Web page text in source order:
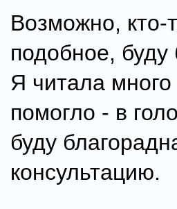
Возможно, кто-
подобное, буду
Я читала
помогло - в
буду
консультацию.